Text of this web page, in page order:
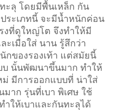
ะลุ โดยมีพื้นเหล็ก กัน
ประเภทนี้ จะมีน้ำหนักค่อน
งที่ดูใหญ่โต จึงทำให้มี
ะเมื่อใส่ นาน รู้สึกว่า
กของรองเท้า แต่สมัยนี้
บ นั้นพัฒนาขึ้นมาก ทำให้
ม่ มีการออกแบบที่ น่าใส่
าก รุ่นที่เบา พิเศษ ใช้
ำให้เบาและกันทะลุได้